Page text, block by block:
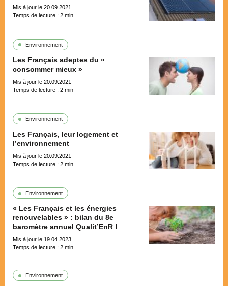
Mis à jour le 20.09.2021
Temps de lecture : 2 min
Environnement
Les Français adeptes du «
consommer mieux »
Mis à jour le 20.09.2021
Temps de lecture : 2 min
Environnement
Les Français, leur logement et
l’environnement
Mis à jour le 20.09.2021
Temps de lecture : 2 min
Environnement
« Les Français et les énergies
renouvelables » : bilan du 8e
baromètre annuel Qualit’EnR !
Mis à jour le 19.04.2023
Temps de lecture : 2 min
Environnement